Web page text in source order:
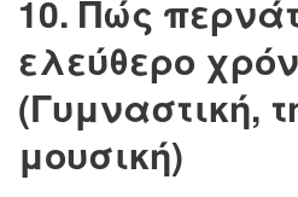
10. Πώς
ελεύθερο
(Γυμναστική,
μουσική)